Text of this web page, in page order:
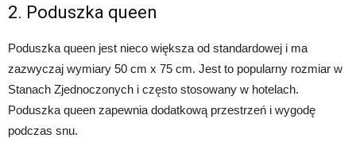
2. Poduszka queen
Poduszka queen jest nieco większa od standardowej i ma
zazwyczaj wymiary 50 cm x 75 cm. Jest to popularny rozmiar w
Stanach Zjednoczonych i często stosowany w hotelach.
Poduszka queen zapewnia dodatkową przestrzeń i wygodę
podczas snu.